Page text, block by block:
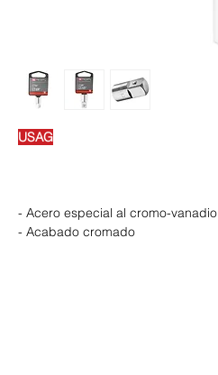
USAG
- Acero especial al cromo-vanadio
- Acabado cromado